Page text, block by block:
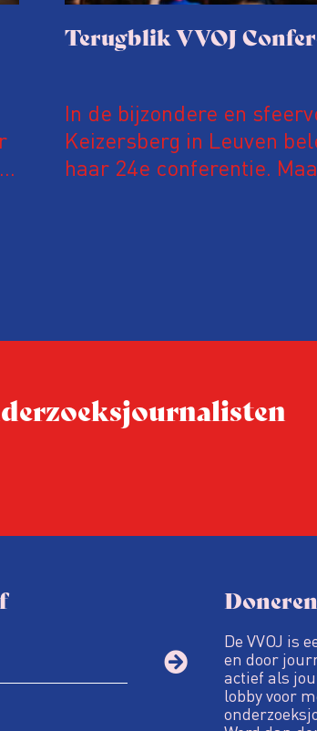
Terugblik VVOJ
In de bijzondere en
Keizersberg in Leuven
haar 24e conferentie.
Doneren
De VVOJ is
en door
actief als
lobby voor